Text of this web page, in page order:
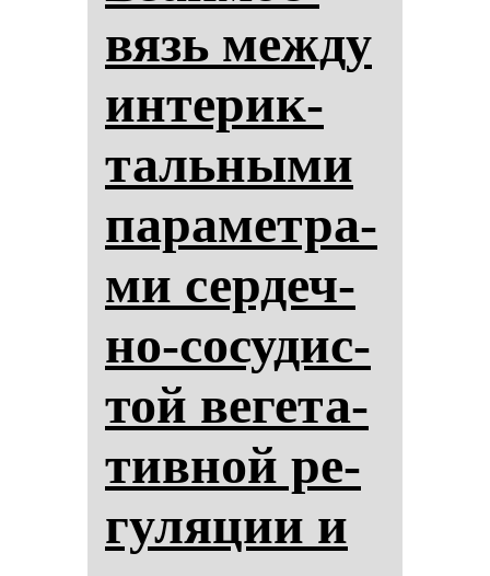
вязь меж­ду
ин­те­рик­
таль­ны­ми
па­ра­мет­ра­
ми сер­деч­
но-со­су­дис­
той ве­ге­та­
тив­ной ре­
гу­ля­ции и